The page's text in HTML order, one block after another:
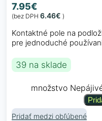
7.95€
(bez DPH 6.46€ )
Kontaktné pole na
pre jednoduché
39 na sklade
množstvo
Pridať medzi obľúbené